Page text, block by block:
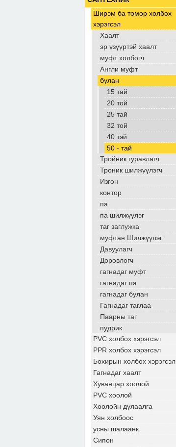
Ширэм ба төмөр холбох
хэрэгсэл
Хаалт
эр үзүүртэй хаалт
муфт холбогч
Англи муфт
булан
15 тай
20 той
25 тай
32 той
40 тэй
50 - тай
Тройник гуравлагч
Троник шилжүүлэгч
Изгон
контор
па
па шилжүүлэг
таг заглужка
муфтан Шилжүүлэг
Давуулагч
Дөрөвлөгч
гагнадаг муфт
гагнадаг па
гагнадаг булан
Гагнадаг таглаа
Паарны таг
пудрик
PVC холбох хэрэгсэл
PPR холбох хэрэгсэл
Бохирын холбох хэрэгсэл
Гагнадаг хаалт
Хуванцар хоолой
PVC хоолой
Хоолойн дулаалга
Уян холбоос
усны шалаанк
Сипон